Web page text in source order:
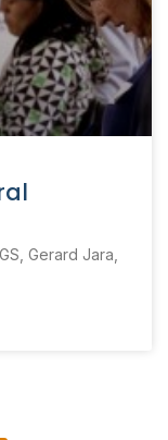
Gerard Jara,